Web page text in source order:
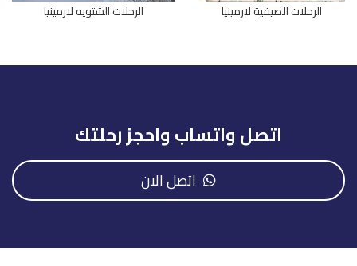
الرحلات الصيفية لارمينيا الرحلات الشتويه لارمينيا
اتصل واتساب واحجز رحلتك
اتصل الان